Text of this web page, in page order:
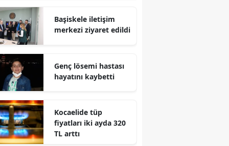
Eskişehir
Giresun
Hakkari
Hatay
Başiskele iletişim
merkezi ziyaret edildi
Genç lösemi hastası
hayatını kaybetti
Kocaelide tüp
fiyatları iki ayda 320
TL arttı